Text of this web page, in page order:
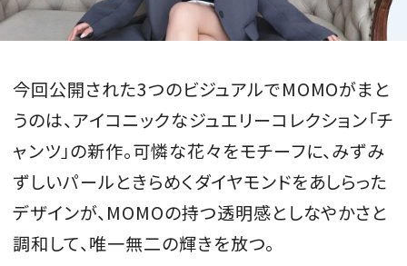
MAGAZINE
SPUR 2026 JULY
2026年9月号
2026-07-23発売
最新号を試し読み
今回公開された3つのビジュアルでMOMOがまと
うのは、アイコニックなジュエリーコレクション「チ
ャンツ」の新作。可憐な花々をモチーフに、みずみ
ずしいパールときらめくダイヤモンドをあしらった
デザインが、MOMOの持つ透明感としなやかさと
調和して、唯一無二の輝きを放つ。